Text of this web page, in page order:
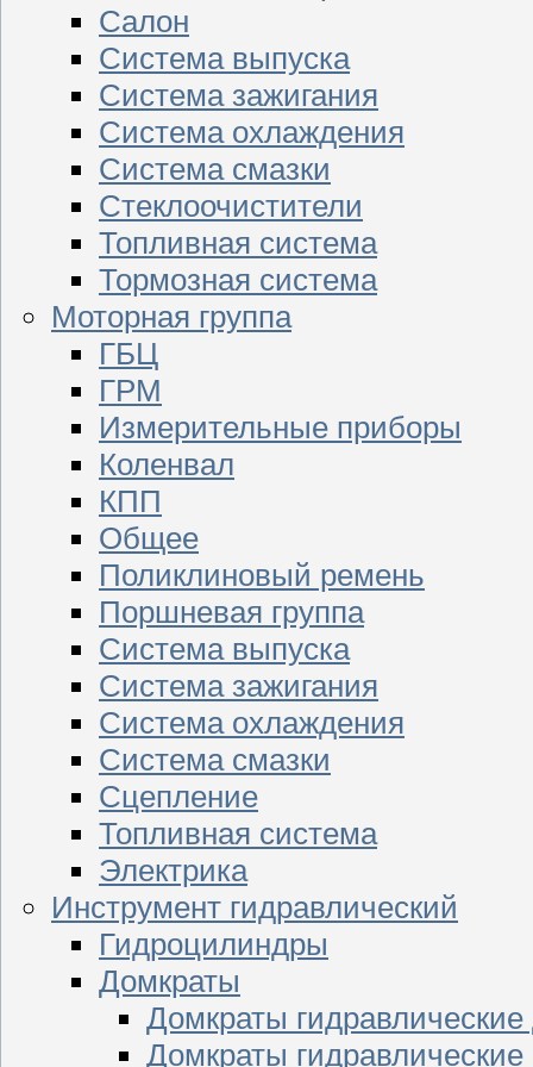
Салон
Система выпуска
Система зажигания
Система охлаждения
Система смазки
Стеклоочистители
Топливная система
Тормозная система
Моторная группа
ГБЦ
ГРМ
Измерительные приборы
Коленвал
КПП
Общее
Поликлиновый ремень
Поршневая группа
Система выпуска
Система зажигания
Система охлаждения
Система смазки
Сцепление
Топливная система
Электрика
Инструмент гидравлический
Гидроцилиндры
Домкраты
Домкраты
Домкраты гидравлические